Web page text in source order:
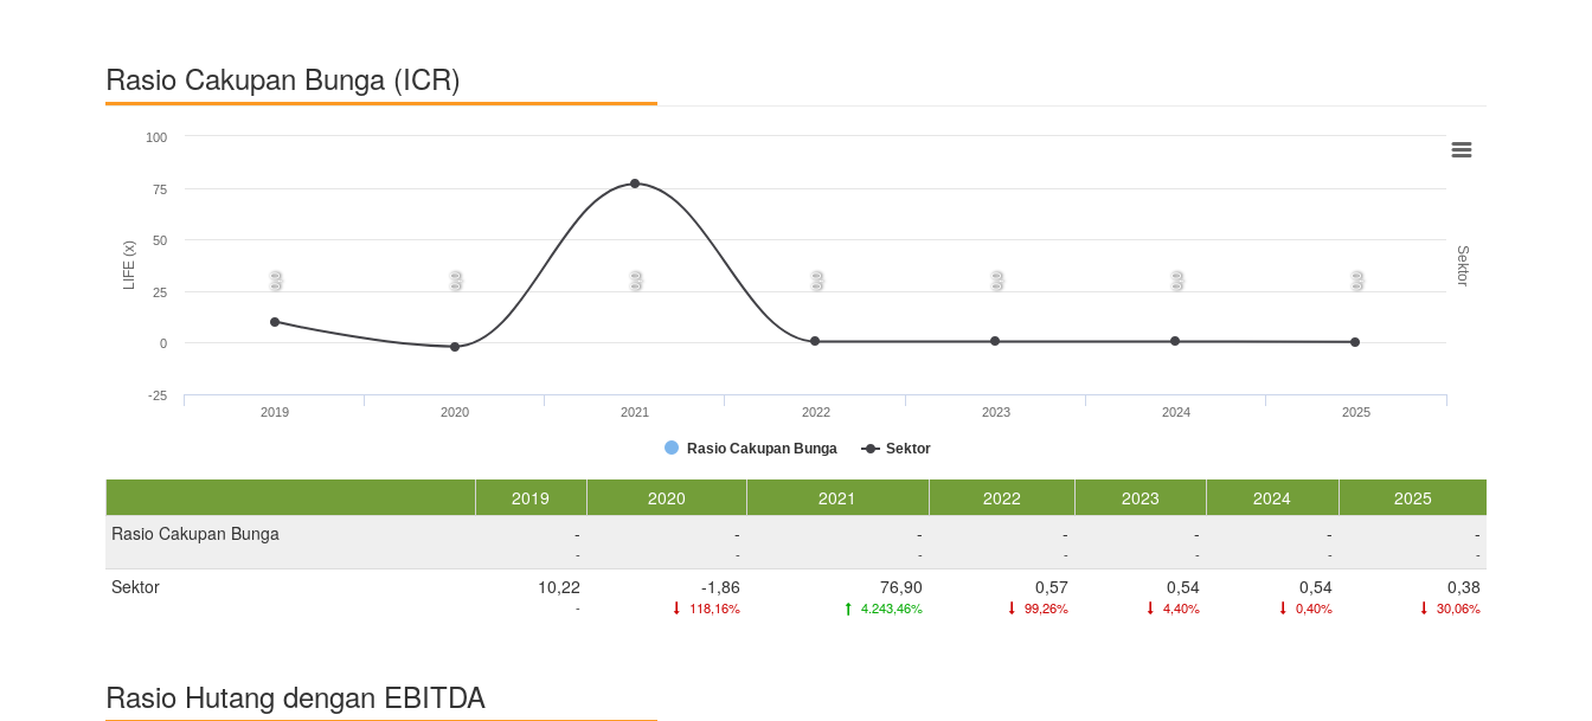
Rasio Cakupan Bunga (ICR)
LIFE (x) Sektor
0,0 0,0 0,0 0,0 0,0 0,0 0,0
Rasio Cakupan Bunga Sektor
2019 2020 2021 2022 2023 2024 2025
-25
0
25
50
75
100
2019 2020 2021 2022 2023 2024
2025
Rasio Cakupan Bunga
-
-
-
-
-
-
-
-
-
-
-
-
-
-
Sektor 10,22
-
-1,86
118,16%
76,90
4.243,46%
0,57
99,26%
0,54
4,40%
0,54
0,40%
0,38
30,06%
Rasio Hutang dengan EBITDA